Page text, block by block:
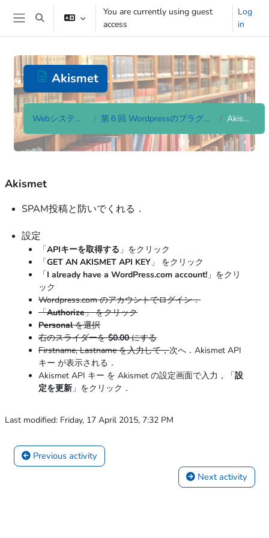
Skip to main content
Side panel
Toggle search input
You are currently using guest
access
Log
in
Akismet
Webシステム論 第６回 Wordpressのプラグイン Akismet
Akismet
SPAM投稿と防いでくれる．
設定
「APIキーを取得する」をクリック
「GET AN AKISMET API KEY」 をクリック
「I already have a WordPress.com account!」をクリ
ック
Wordpress.com のアカウントでログイン．
「Authorize」 をクリック
Personalを選択
右のスライダーを$0.00にする
Firstname, Lastname を入力して，次へ．Akismet API
キー が表示される．
Akismet API キー を Akismet の設定画面で入力，「設
定を更新」をクリック．
Last modified: Friday, 17 April 2015, 7:32 PM
Previous activity
Next activity